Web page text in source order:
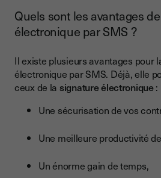
Quels sont les avantages
électronique par SMS ?
Il existe plusieurs avantages pour
électronique par SMS. Déjà, elle
ceux de la signature électronique:
Une sécurisation de vos
Une meilleure productivité
Un énorme gain de temps,